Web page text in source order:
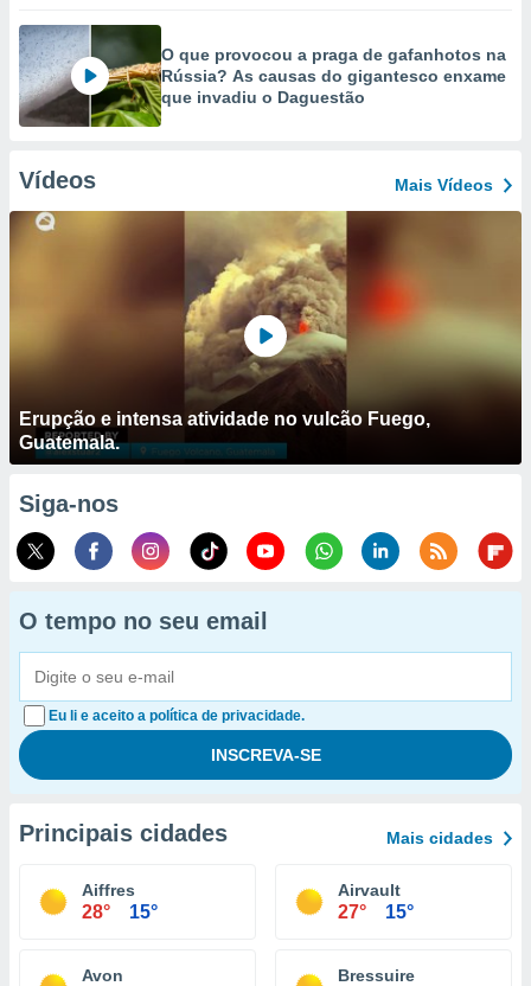
O que provocou a praga de gafanhotos na
Rússia? As causas do gigantesco enxame
que invadiu o Daguestão
Vídeos Mais Vídeos
Erupção e intensa atividade no vulcão Fuego,
Guatemala.
Siga-nos
O tempo no seu email
Eu li e aceito a política de privacidade.
Principais cidades Mais cidades
Aiffres
28° 15°
Airvault
27° 15°
Avon Bressuire